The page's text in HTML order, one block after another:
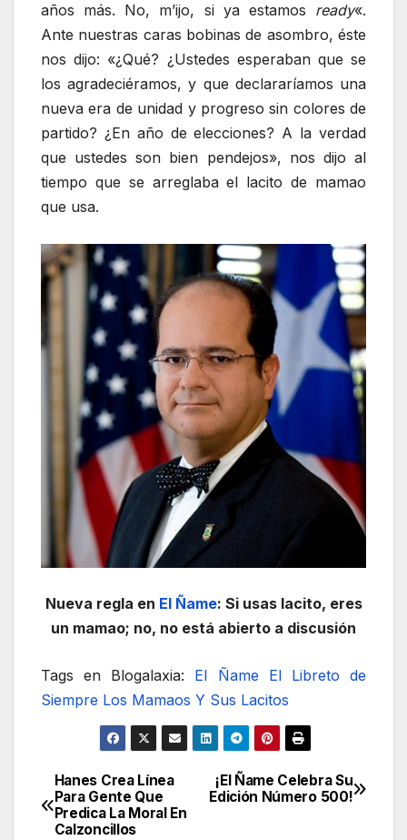
años más. No, m’ijo, si ya estamos ready«.
Ante nuestras caras bobinas de asombro, éste
nos dijo: «¿Qué? ¿Ustedes esperaban que se
los agradeciéramos, y que declararíamos una
nueva era de unidad y progreso sin colores de
partido? ¿En año de elecciones? A la verdad
que ustedes son bien pendejos», nos dijo al
tiempo que se arreglaba el lacito de mamao
que usa.
Nueva regla en El Ñame: Si usas lacito, eres
un mamao; no, no está abierto a discusión
Tags en Blogalaxia: El Ñame
El Libreto de
Siempre Los Mamaos Y Sus Lacitos
Navegación
de
¡El Ñame Celebra Su
Edición Número 500!
Hanes Crea Línea
Para Gente Que
Predica La Moral En
Calzoncillos